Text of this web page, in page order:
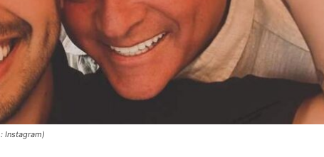
Instagram)